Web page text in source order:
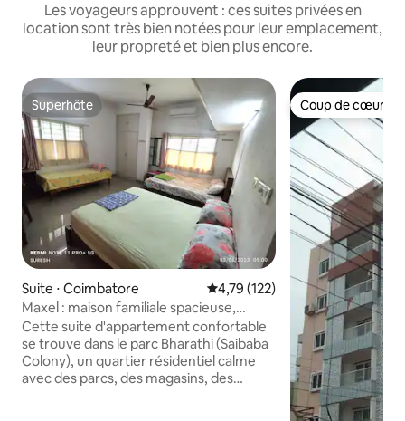
Les voyageurs approuvent : ces suites privées en
location sont très bien notées pour leur emplacement,
leur propreté et bien plus encore.
Superhôte
Superhôte
Suite ⋅ Coimbatore Évaluation moyenne sur la
4,79 (122)
Maxel : maison familiale spacieuse,
chambre climatisée + hall climatisé
Cette suite d'appartement confortable
se trouve dans le parc Bharathi (Saibaba
Colony), un quartier résidentiel calme
avec des parcs, des magasins, des
Coup de cœur
Coup de cœur